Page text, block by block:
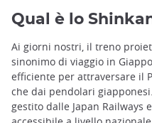
Qual è lo
Ai giorni nostri, il treno
sinonimo di viaggio in
efficiente per attraversare il
che dai pendolari
gestito dalle Japan Railways